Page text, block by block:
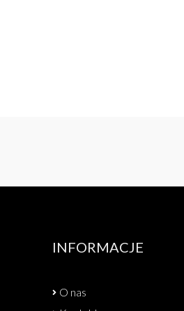
INFORMACJE
O nas